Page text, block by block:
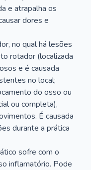
e atrapalha os
dores e
no qual há lesões
rotador (localizada
e é causada
no local;
do osso ou
ou completa),
É causada
durante a prática
sofre com o
inflamatório. Pode